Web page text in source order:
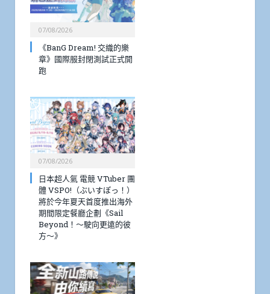
07/08/2026
《BanG Dream! 交織的樂
章》國際服封閉測試正式開
跑
07/08/2026
日本超人氣 電競 VTuber 團
體 VSPO!（ぶいすぽっ！）
將於今年夏天首度推出海外
期間限定餐廳企劃《Sail
Beyond！～駛向更遠的彼
方～》